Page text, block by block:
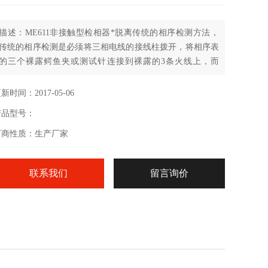
述：ME611非接触型检相器*脱离传统的相序检测方法，
统的相序检测是必须将三相电线的接线柱拨开，将相序表
三个裸露鳄鱼夹或测试针连接到裸露的3条火线上，而
，
时间：2017-05-06
型号：
性质：生产厂家
联系我们 留言询价